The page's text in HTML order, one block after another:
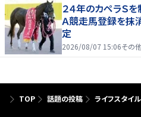
２４年のカペラＳ
Ａ競走馬登録を
定
2026/08/07 15:06その
TOP 話題の投稿 ライフスタイル